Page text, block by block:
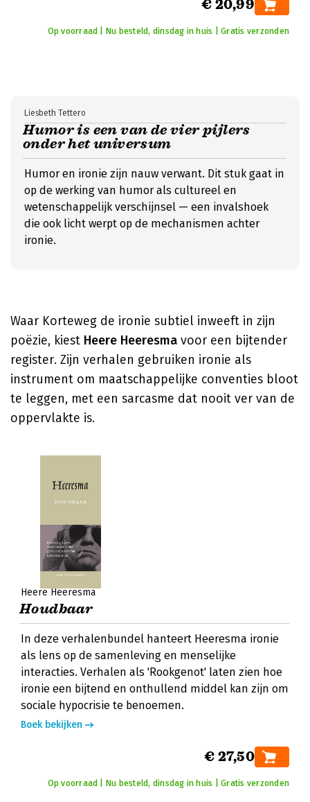
€ 20,99
Op voorraad | Nu besteld, dinsdag in huis | Gratis verzonden
Humor is een van de vier pijlers
onder het universum
Liesbeth Tettero
Humor en ironie zijn nauw verwant. Dit stuk gaat in
op de werking van humor als cultureel en
wetenschappelijk verschijnsel — een invalshoek
die ook licht werpt op de mechanismen achter
ironie.
Waar Korteweg de ironie subtiel inweeft in zijn
poëzie, kiest Heere Heeresma voor een bijtender
register. Zijn verhalen gebruiken ironie als
instrument om maatschappelijke conventies bloot
te leggen, met een sarcasme dat nooit ver van de
oppervlakte is.
Heere Heeresma
Houdbaar
In deze verhalenbundel hanteert Heeresma ironie
als lens op de samenleving en menselijke
interacties. Verhalen als 'Rookgenot' laten zien hoe
ironie een bijtend en onthullend middel kan zijn om
sociale hypocrisie te benoemen.
Boek bekijken
€ 27,50
Op voorraad | Nu besteld, dinsdag in huis | Gratis verzonden